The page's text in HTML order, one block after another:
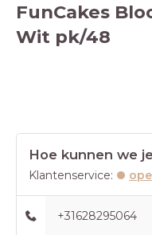
FunCakes
Wit pk/48
Hoe kunnen we
Klantenservice:
+31628295064